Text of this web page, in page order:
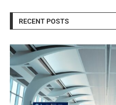
RECENT POSTS